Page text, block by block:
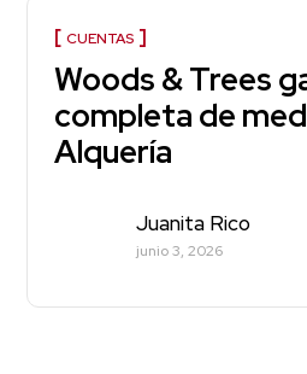
CUENTAS
Woods & Trees
completa de
Alquería
Juanita Rico
junio 3, 2026